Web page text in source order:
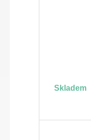
skladem